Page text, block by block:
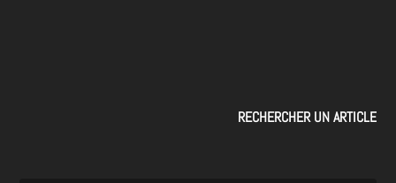
RECHERCHER UN ARTICLE